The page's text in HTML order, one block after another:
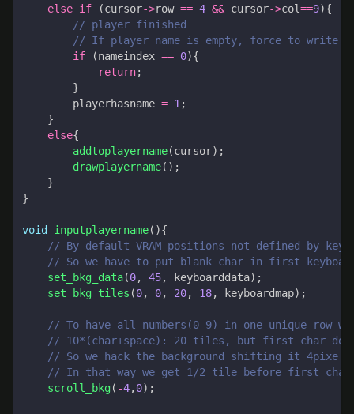
else if (cursor->row == 4 && cursor->col==9){
if (nameindex == 0){
return;
}
playerhasname = 1 ;
}
else{
addtoplayername(cursor);
drawplayername();
}
}
void inputplayername(){
set_bkg_data(0, 45, keyboarddata);
set_bkg_tiles (0, 0, 20, 18, keyboardmap);
scroll_bkg( -4,0);